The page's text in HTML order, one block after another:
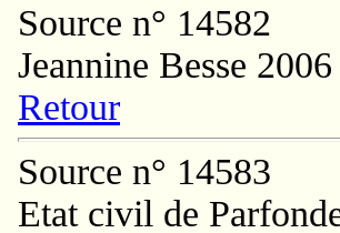
Source n° 14582
Jeannine Besse 2006
Retour
Source n° 14583
Etat civil de